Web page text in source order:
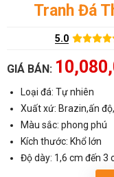
Tranh Đá
5.0
GIÁ BÁN:
Loại đá: Tự nhiên
Xuất xứ: Brazin,ấn
Màu sắc: phong phú
Kích thước: Khổ lớn
Độ dày: 1,6 cm đến 3